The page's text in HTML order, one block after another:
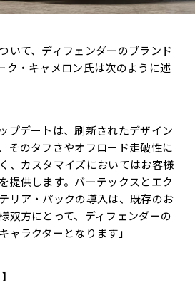
いて、ディフェンダーのブランド
ク・キャメロン氏は次のように述
プデートは、刷新されたデザイン
そのタフさやオフロード走破性に
、カスタマイズにおいてはお客様
提供します。バーテックスとエク
リア・パックの導入は、既存のお
双方にとって、ディフェンダーの
ャラクターとなります」